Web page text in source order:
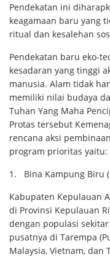
Pendekatan ini
keagamaan baru yang
ritual dan kesalehan
Pendekatan baru eko-
kesadaran yang tinggi
manusia. Alam tidak
memiliki nilai budaya
Tuhan Yang Maha
Protas tersebut
rencana aksi
program prioritas yaitu:
1. Bina Kampung Biru
Kabupaten Kepulauan
di Provinsi Kepulauan
dengan populasi
pusatnya di Tarempa
Malaysia, Vietnam, dan